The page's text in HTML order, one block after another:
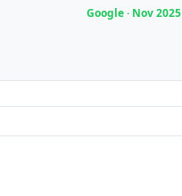
Google · Nov 2025